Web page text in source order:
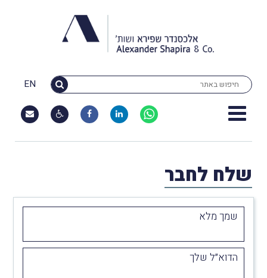
EN
שלח לחבר
שמך מלא
הדוא״ל שלך